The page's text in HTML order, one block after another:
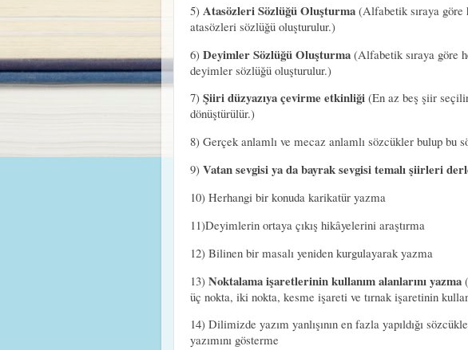
5) Atasözleri Sözlüğü Oluşturma (Alfabetik sıraya göre
atasözleri sözlüğü oluşturulur.)
6) Deyimler Sözlüğü Oluşturma (Alfabetik sıraya göre
deyimler sözlüğü oluşturulur.)
7) Şiiri düzyazıya çevirme etkinliği (En az beş şiir
dönüştürülür.)
8) Gerçek anlamlı ve mecaz anlamlı sözcükler bulup bu
9) Vatan sevgisi ya da bayrak sevgisi temalı şiirleri
10) Herhangi bir konuda karikatür yazma
11)Deyimlerin ortaya çıkış hikâyelerini araştırma
12) Bilinen bir masalı yeniden kurgulayarak yazma
13) Noktalama işaretlerinin kullanım alanlarını yazma
üç nokta, iki nokta, kesme işareti ve tırnak işaretinin
14) Dilimizde yazım yanlışının en fazla yapıldığı
yazımını gösterme